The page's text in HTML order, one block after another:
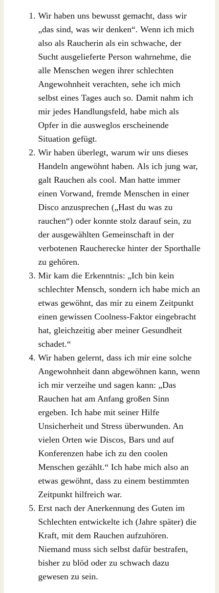
Wir haben uns bewusst gemacht, dass wir
„das sind, was wir denken“. Wenn ich mich
also als Raucherin als ein schwache, der
Sucht ausgelieferte Person wahrnehme, die
alle Menschen wegen ihrer schlechten
Angewohnheit verachten, sehe ich mich
selbst eines Tages auch so. Damit nahm ich
mir jedes Handlungsfeld, habe mich als
Opfer in die ausweglos erscheinende
Situation gefügt.
Wir haben überlegt, warum wir uns dieses
Handeln angewöhnt haben. Als ich jung war,
galt Rauchen als cool. Man hatte immer
einen Vorwand, fremde Menschen in einer
Disco anzusprechen („Hast du was zu
rauchen“) oder konnte stolz darauf sein, zu
der ausgewählten Gemeinschaft in der
verbotenen Raucherecke hinter der Sporthalle
zu gehören.
Mir kam die Erkenntnis: „Ich bin kein
schlechter Mensch, sondern ich habe mich an
etwas gewöhnt, das mir zu einem Zeitpunkt
einen gewissen Coolness-Faktor eingebracht
hat, gleichzeitig aber meiner Gesundheit
schadet.“
Wir haben gelernt, dass ich mir eine solche
Angewohnheit dann abgewöhnen kann, wenn
ich mir verzeihe und sagen kann: „Das
Rauchen hat am Anfang großen Sinn
ergeben. Ich habe mit seiner Hilfe
Unsicherheit und Stress überwunden. An
vielen Orten wie Discos, Bars und auf
Konferenzen habe ich zu den coolen
Menschen gezählt.“ Ich habe mich also an
etwas gewöhnt, dass zu einem bestimmten
Zeitpunkt hilfreich war.
Erst nach der Anerkennung des Guten im
Schlechten entwickelte ich (Jahre später) die
Kraft, mit dem Rauchen aufzuhören.
Niemand muss sich selbst dafür bestrafen,
bisher zu blöd oder zu schwach dazu
gewesen zu sein.